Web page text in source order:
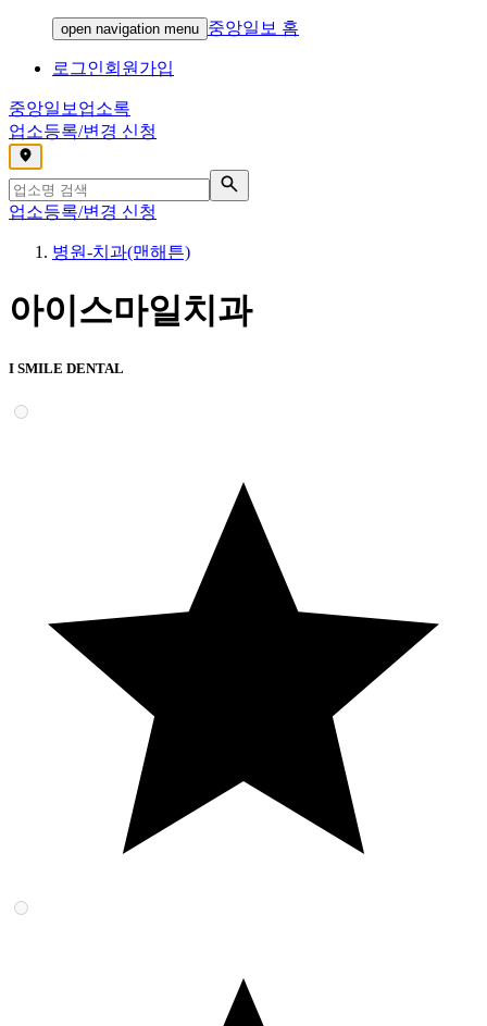
open navigation menu 중앙일보 홈
로그인회원가입
중앙일보 업소록
업소등록/변경 신청
,
업소등록/변경 신청
병원-치과(맨해튼)
아이스마일치과
I SMILE DENTAL